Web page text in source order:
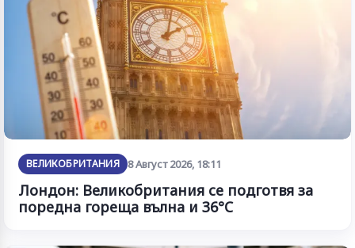
ВЕЛИКОБРИТАНИЯ 8 Август 2026, 18:11
Лондон: Великобритания се подготвя за
поредна гореща вълна и 36°C